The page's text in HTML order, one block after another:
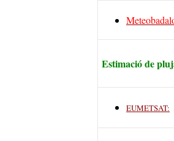
Estimació de
EUMETSAT: